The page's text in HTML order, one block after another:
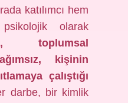
katılımcı hem
olarak
toplumsal
kişinin
çalıştığı
darbe, bir kimlik